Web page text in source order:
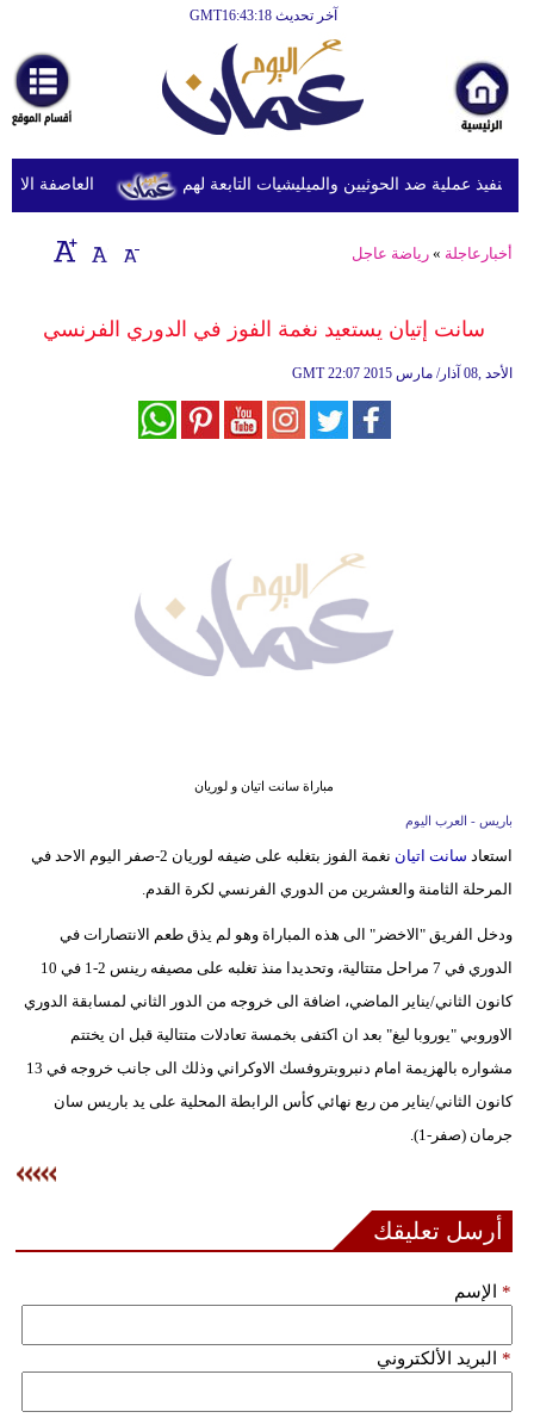
آخر تحديث GMT16:43:18
أخبارعاجلة
رياضة
ثقافة
إقتصاد
وموسيقى
علوم
مدوَّنات
فيديو
العاصفة عملية ضد الحوثيين والميليشيات التابعة لهم
أخبارعاجلة »رياضة عاجل
سانت إتيان يستعيد نغمة الفوز في الدوري الفرنسي
GMT 22:07 2015 الأحد ,08 آذار/ مارس
مباراة سانت اتيان و لوريان
باريس - العرب اليوم
استعاد سانت اتيان
نغمة الفوز بتغلبه على ضيفه لوريان 2-صفر اليوم الاحد في
المرحلة الثامنة والعشرين من الدوري الفرنسي لكرة القدم.
ودخل الفريق "الاخضر" الى هذه المباراة وهو لم يذق طعم الانتصارات في
الدوري في 7 مراحل متتالية، وتحديدا منذ تغلبه على مصيفه رينس 2-1 في 10
كانون الثاني/يناير الماضي، اضافة الى خروجه من الدور الثاني لمسابقة الدوري
الاوروبي "يوروبا ليغ" بعد ان اكتفى بخمسة تعادلات متتالية قبل ان يختتم
مشواره بالهزيمة امام دنبروبتروفسك الاوكراني وذلك الى جانب خروجه في 13
كانون الثاني/يناير من ربع نهائي كأس الرابطة المحلية على يد باريس سان
جرمان (صفر-1).
أرسل تعليقك
الإسم *
البريد الألكتروني *